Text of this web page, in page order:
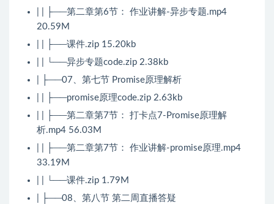
| | ├──第二章第6节： 作业讲解-异步专题.mp4
20.59M
| | ├──课件.zip 15.20kb
| | └──异步专题code.zip 2.38kb
| ├──07、第七节 Promise原理解析
| | ├──promise原理code.zip 2.63kb
| | ├──第二章第7节： 打卡点7-Promise原理解
析.mp4 56.03M
| | ├──第二章第7节： 作业讲解-promise原理.mp4
33.19M
| | └──课件.zip 1.79M
| ├──08、第八节 第二周直播答疑